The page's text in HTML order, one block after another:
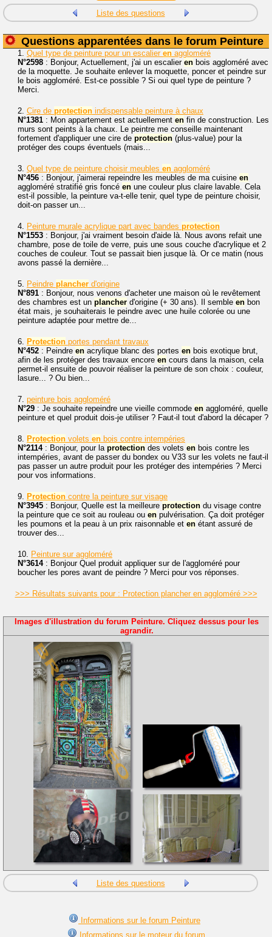
Liste des questions
Questions apparentées dans le forum Peinture
1. Quel type de peinture pour un escalier en aggloméré
N°2598 : Bonjour, Actuellement, j'ai un escalier en bois aggloméré avec
de la moquette. Je souhaite enlever la moquette, poncer et peindre sur
le bois aggloméré. Est-ce possible ? Si oui quel type de peinture ?
Merci.
2. Cire de protection indispensable peinture à chaux
N°1381 : Mon appartement est actuellement en fin de construction. Les
murs sont peints à la chaux. Le peintre me conseille maintenant
fortement d'appliquer une cire de protection (plus-value) pour la
protéger des coups éventuels (mais...
3. Quel type de peinture choisir meubles en aggloméré
N°456 : Bonjour, j'aimerai repeindre les meubles de ma cuisine en
aggloméré stratifié gris foncé en une couleur plus claire lavable. Cela
est-il possible, la peinture va-t-elle tenir, quel type de peinture choisir,
doit-on passer un...
4. Peinture murale acrylique part avec bandes protection
N°1553 : Bonjour, j'ai vraiment besoin d'aide là. Nous avons refait une
chambre, pose de toile de verre, puis une sous couche d'acrylique et 2
couches de couleur. Tout se passait bien jusque là. Or ce matin (nous
avons passé la dernière...
5. Peindre plancher d'origine
N°891 : Bonjour, nous venons d'acheter une maison où le revêtement
des chambres est un plancher d'origine (+ 30 ans). Il semble en bon
état mais, je souhaiterais le peindre avec une huile colorée ou une
peinture adaptée pour mettre de...
6. Protection portes pendant travaux
N°452 : Peindre en acrylique blanc des portes en bois exotique brut,
afin de les protéger des travaux encore en cours dans la maison, cela
permet-il ensuite de pouvoir réaliser la peinture de son choix : couleur,
lasure... ? Ou bien...
7. peinture bois aggloméré
N°29 : Je souhaite repeindre une vieille commode en aggloméré, quelle
peinture et quel produit dois-je utiliser ? Faut-il tout d'abord la décaper ?
8. Protection volets en bois contre intempéries
N°2114: Bonjour, pour la protection des volets en bois contre les
intempéries, avant de passer du bondex ou V33 sur les volets ne faut-il
pas passer un autre produit pour les protéger des intempéries ? Merci
pour vos informations.
9. Protection contre la peinture sur visage
N°3945 : Bonjour, Quelle est la meilleure protection du visage contre
la peinture que ce soit au rouleau ou en pulvérisation. Ça doit protéger
les poumons et la peau à un prix raisonnable et en étant assuré de
trouver des...
10. Peinture sur aggloméré
N°3614: Bonjour Quel produit appliquer sur de l'aggloméré pour
boucher les pores avant de peindre ? Merci pour vos réponses.
>>> Résultats suivants pour : Protection plancher en aggloméré >>>
Images d'illustration du forum Peinture. Cliquez dessus pour les
agrandir.
Liste des questions
Informations sur le forum Peinture
Informations sur le moteur du forum